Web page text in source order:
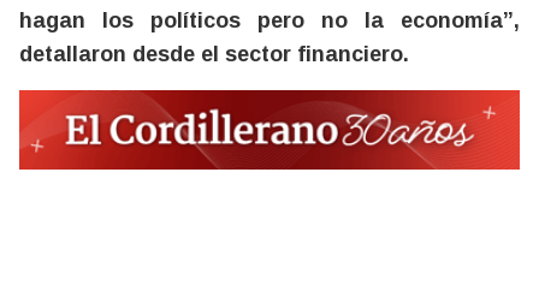
hagan los políticos pero no la economía”,
detallaron desde el sector financiero.